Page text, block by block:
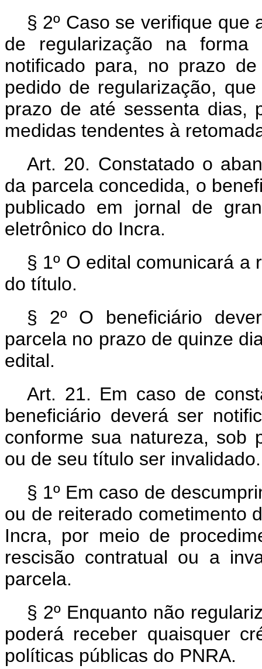
§ 2º Caso se verifique que
de regularização na
notificado para, no prazo
pedido de regularização,
prazo de até sessenta dias,
medidas tendentes à
Art. 20. Constatado o
da parcela concedida, o
publicado em jornal de
eletrônico do Incra.
§ 1º O edital comunicará
do título.
§ 2º O beneficiário
parcela no prazo de quinze
edital.
Art. 21. Em caso de
beneficiário deverá ser
conforme sua natureza, sob
ou de seu título ser invalidado.
§ 1º Em caso de
ou de reiterado cometimento
Incra, por meio de
rescisão contratual ou a
parcela.
§ 2º Enquanto não
poderá receber quaisquer
políticas públicas do PNRA.